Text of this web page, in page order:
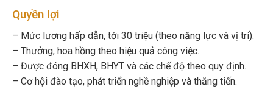
Quyền lợi
– Mức lương hấp dẫn, tới 30 triệu (theo năng lực và vị trí).
– Thưởng, hoa hồng theo hiệu quả công việc.
– Được đóng BHXH, BHYT và các chế độ theo quy định.
– Cơ hội đào tạo, phát triển nghề nghiệp và thăng tiến.